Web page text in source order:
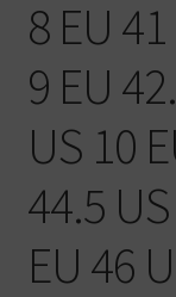
8 EU
9 EU
US 10
44.5
EU 46